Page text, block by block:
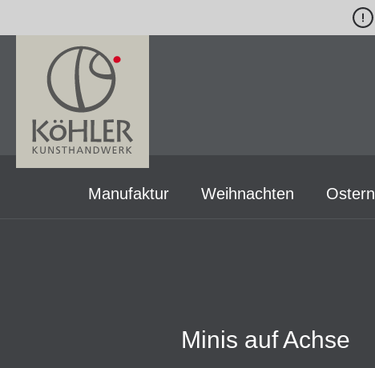
Manufaktur Weihnachten Ostern
Minis auf Achse